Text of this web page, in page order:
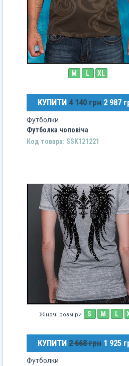
M L XL
КУПИТИ 4 140 грн 2 987
Футболки
Футболка чоловіча
Код товара: SSK121221
Жіночі розміри S M L
КУПИТИ 2 668 грн 1 925
Футболки